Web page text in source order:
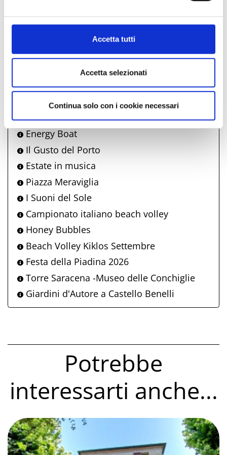
informazioni complete sul trattamento dati clicca qui:
Accetta tutti
Accetta selezionati
Continua solo con i cookie necessari
WonderWalks - Spettacolo itinerante
Nonno Bunter -giochi di strada Bellaria
Marea di Liscio
Scritto sulla sabbia
Visita al castello con aperitivo
Energy Boat
Il Gusto del Porto
Estate in musica
Piazza Meraviglia
I Suoni del Sole
Campionato italiano beach volley
Honey Bubbles
Beach Volley Kiklos Settembre
Festa della Piadina 2026
Torre Saracena -Museo delle Conchiglie
Giardini d'Autore a Castello Benelli
Potrebbe
interessarti anche...